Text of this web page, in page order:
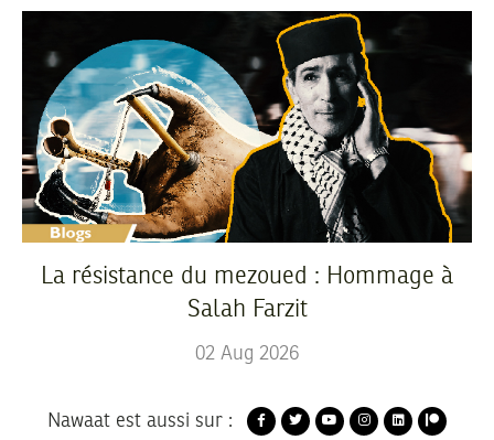
La résistance du mezoued : Hommage à
Salah Farzit
02 Aug 2026
Nawaat est aussi sur :